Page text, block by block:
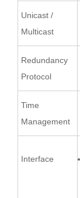
Unicast /
Multicast
Redundancy
Protocol
Time
Management
Interface